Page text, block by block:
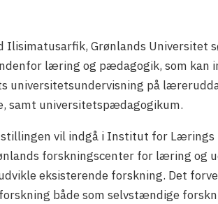
Grønlands Universitet
læring og pædagogik, som kan
universitetsundervisning på
samt universitetspædagogikum.
vil indgå i Institut for Lærings
forskningscenter for læring og
eksisterende forskning. Det
både som selvstændige